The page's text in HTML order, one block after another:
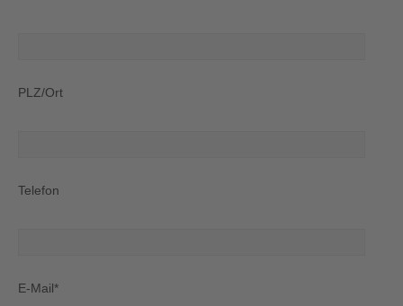
PLZ/Ort
Telefon
E-Mail*